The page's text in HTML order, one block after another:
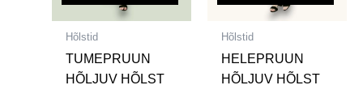
Hõlstid
TUMEPRUUN
HÕLJUV HÕLST
Hõlstid
HELEPRUUN
HÕLJUV HÕLST